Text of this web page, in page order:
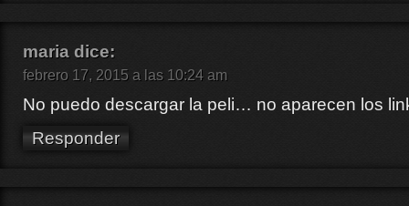
maria dice:
febrero 17, 2015 a las 10:24 am
No puedo descargar la peli… no aparecen los
Responder